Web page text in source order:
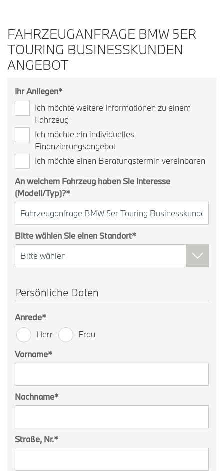
FAHRZEUGANFRAGE BMW 5ER
TOURING BUSINESSKUNDEN
ANGEBOT
Ihr Anliegen*
Ich möchte weitere Informationen zu einem
Fahrzeug
Ich möchte ein individuelles
Finanzierungsangebot
Ich möchte einen Beratungstermin vereinbaren
An welchem Fahrzeug haben Sie Interesse
(Modell/Typ)?*
Bitte wählen Sie einen Standort*
Persönliche Daten
Anrede*
Herr
Frau
Vorname*
Nachname*
Straße, Nr.*